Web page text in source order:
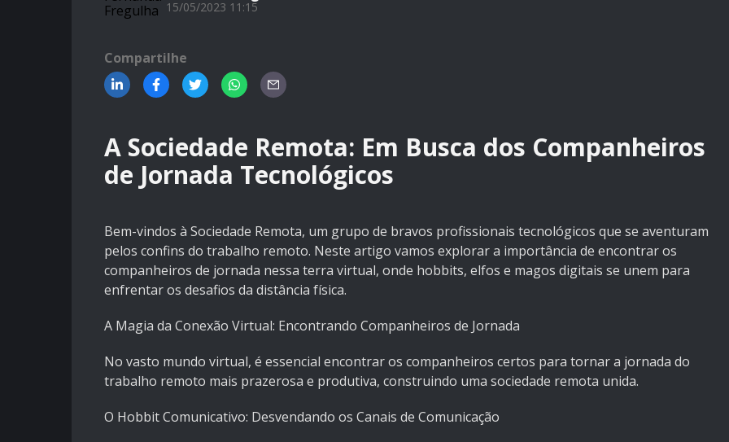
15/05/2023 11:15
Compartilhe
A Sociedade Remota: Em Busca dos Companheiros
de Jornada Tecnológicos
Bem-vindos à Sociedade Remota, um grupo de bravos profissionais tecnológicos que se aventuram
pelos confins do trabalho remoto. Neste artigo vamos explorar a importância de encontrar os
companheiros de jornada nessa terra virtual, onde hobbits, elfos e magos digitais se unem para
enfrentar os desafios da distância física.
A Magia da Conexão Virtual: Encontrando Companheiros de Jornada
No vasto mundo virtual, é essencial encontrar os companheiros certos para tornar a jornada do
trabalho remoto mais prazerosa e produtiva, construindo uma sociedade remota unida.
O Hobbit Comunicativo: Desvendando os Canais de Comunicação